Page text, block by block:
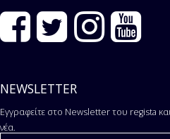
NEWSLETTER
Εγγραφείτε στο Newsletter του regista
νέα.